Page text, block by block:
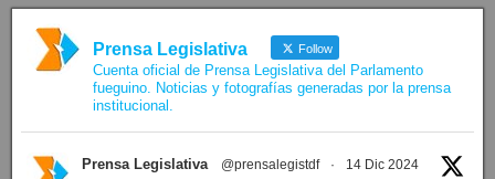
Prensa Legislativa Follow
Cuenta oficial de Prensa Legislativa del Parlamento
fueguino. Noticias y fotografías generadas por la prensa
institucional.
Prensa Legislativa @prensalegistdf · 14 Dic 2024